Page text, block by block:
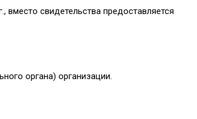
вместо свидетельства предоставляется
органа) организации.